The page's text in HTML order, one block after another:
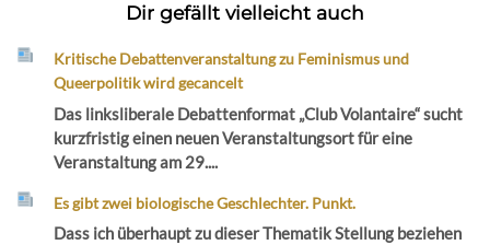
Dir gefällt vielleicht auch
Kritische Debattenveranstaltung zu Feminismus und
Queerpolitik wird gecancelt
Das linksliberale Debattenformat „Club Volantaire“ sucht
kurzfristig einen neuen Veranstaltungsort für eine
Veranstaltung am 29....
Es gibt zwei biologische Geschlechter. Punkt.
Dass ich überhaupt zu dieser Thematik Stellung beziehen